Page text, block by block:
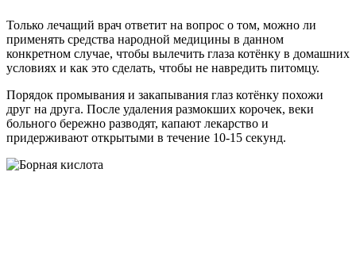
Только лечащий врач ответит на вопрос о том, можно ли
применять средства народной медицины в данном
конкретном случае, чтобы вылечить глаза котёнку в домашних
условиях и как это сделать, чтобы не навредить питомцу.
Порядок промывания и закапывания глаз котёнку похожи
друг на друга. После удаления размокших корочек, веки
больного бережно разводят, капают лекарство и
придерживают открытыми в течение 10-15 секунд.